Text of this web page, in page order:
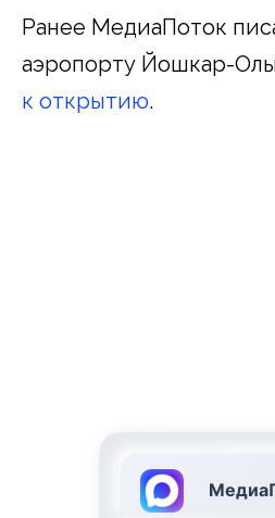
Ранее МедиаПоток
аэропорту Йошкар-
к открытию.